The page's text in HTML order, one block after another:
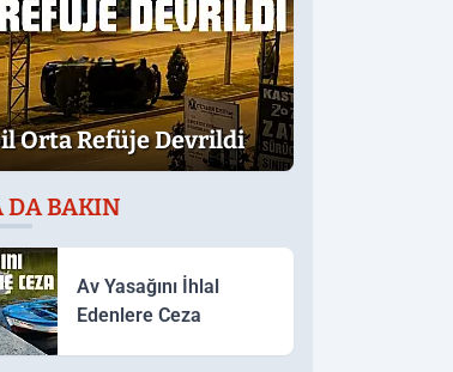
Orta Refüje Devrildi
DA BAKIN
Av Yasağını İhlal
Edenlere Ceza